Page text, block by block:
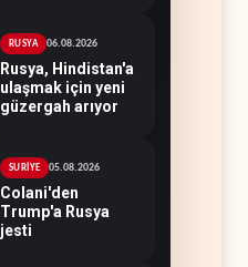
RUSYA 06.08.2026
Rusya, Hindistan'a
ulaşmak için yeni
güzergah arıyor
SURİYE 05.08.2026
Colani'den
Trump'a Rusya
jesti